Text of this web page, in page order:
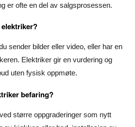
er ofte en del av salgsprosessen.
sender bilder eller video, eller har en
Elektriker gir en vurdering og
uten fysisk oppmøte.
befaring?
større oppgraderinger som nytt